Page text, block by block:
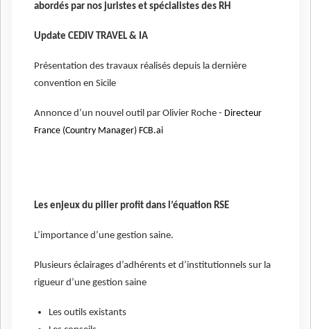
abordés par nos juristes et spécialistes des RH
Update CEDIV TRAVEL & IA
Présentation des travaux réalisés depuis la dernière
convention en Sicile
Annonce d’un nouvel outil par Olivier Roche - Directeur
France (Country Manager) FCB.ai
Les enjeux du pilier profit dans l’équation RSE
L’importance d’une gestion saine.
Plusieurs éclairages d’adhérents et d’institutionnels sur la
rigueur d’une gestion saine
Les outils existants